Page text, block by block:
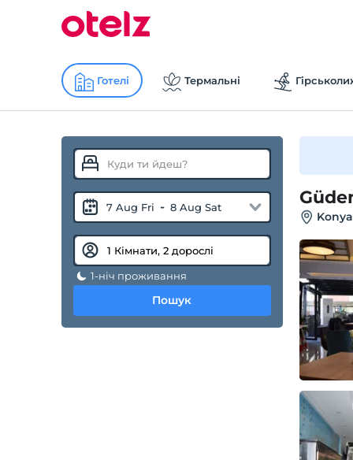
Готелі Термальні
7 Aug Fri - 8 Aug Sat
1-ніч проживання
Пошук